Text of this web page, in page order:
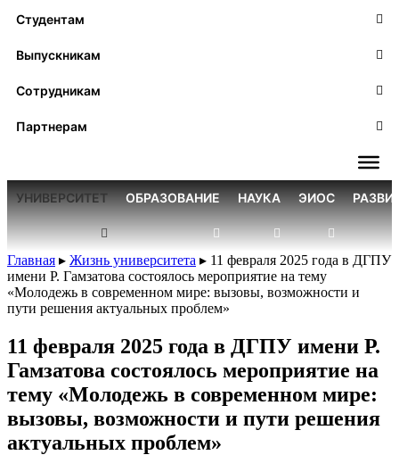
Студентам
Выпускникам
Сотрудникам
Партнерам
УНИВЕРСИТЕТ ОБРАЗОВАНИЕ НАУКА ЭИОС
Главная ▸ Жизнь университета ▸ 11 февраля 2025 года в ДГПУ
имени Р. Гамзатова состоялось мероприятие на тему
«Молодежь в современном мире: вызовы, возможности и
пути решения актуальных проблем»
11 февраля 2025 года в ДГПУ имени Р.
Гамзатова состоялось мероприятие на
тему «Молодежь в современном мире:
вызовы, возможности и пути решения
актуальных проблем»